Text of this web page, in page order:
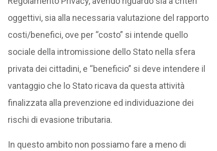
oggettivi, sia alla necessaria valutazione del rapporto
costi/benefici, ove per “costo” si intende quello
sociale della intromissione dello Stato nella sfera
privata dei cittadini, e “beneficio” si deve intendere il
vantaggio che lo Stato ricava da questa attività
finalizzata alla prevenzione ed individuazione dei
rischi di evasione tributaria.
In questo ambito non possiamo fare a meno di